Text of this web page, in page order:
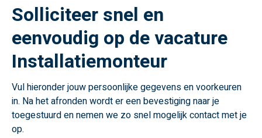
Solliciteer snel en
eenvoudig op de vacature
Installatiemonteur
Vul hieronder jouw persoonlijke gegevens en voorkeuren
in. Na het afronden wordt er een bevestiging naar je
toegestuurd en nemen we zo snel mogelijk contact met je
op.